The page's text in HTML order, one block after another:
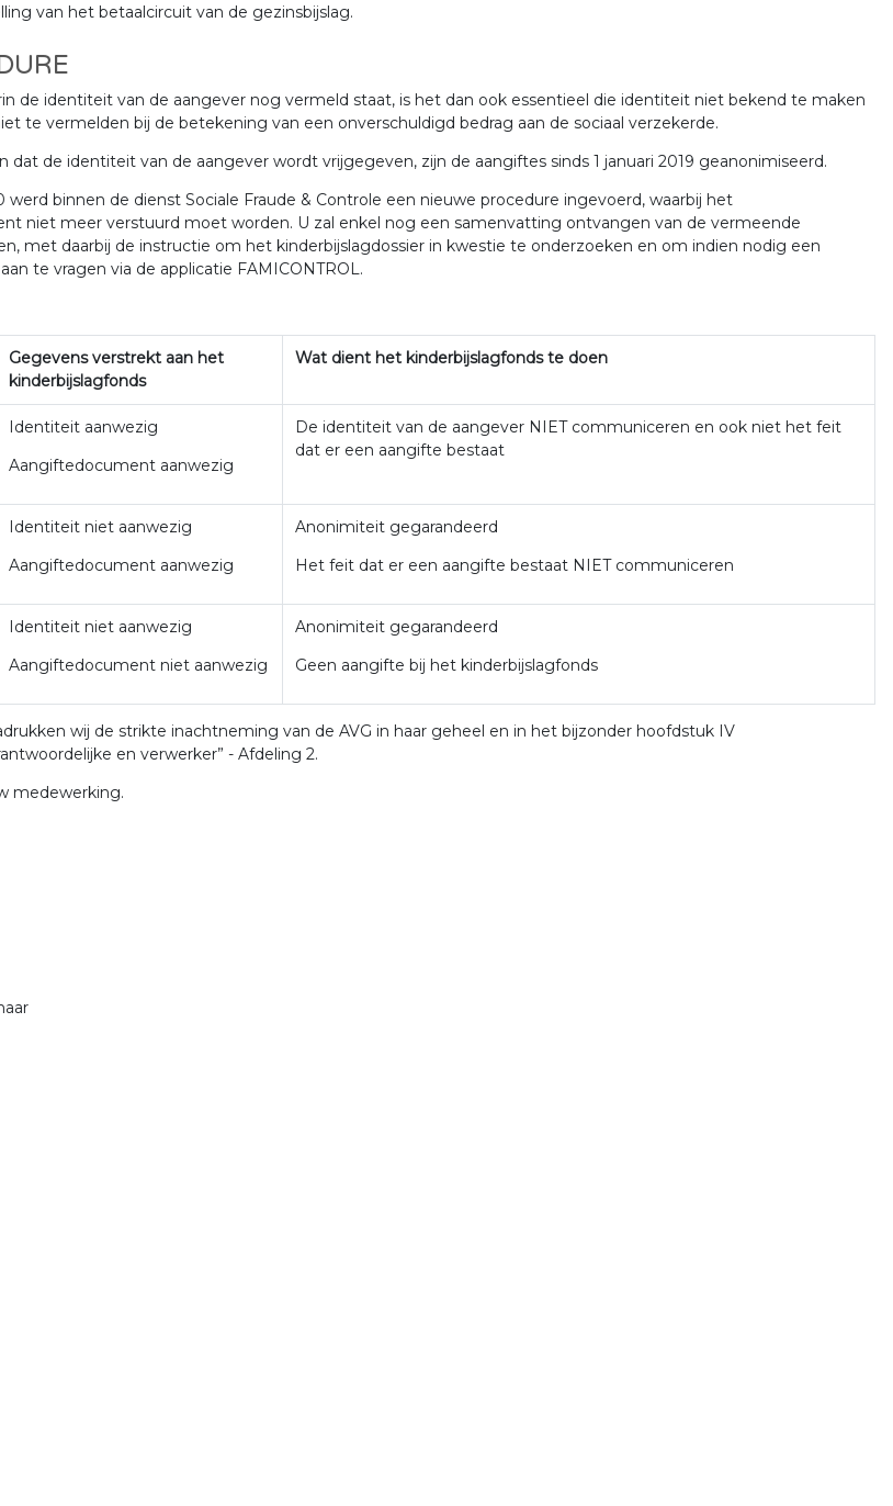
van het betaalcircuit van de gezinsbijslag.
de identiteit van de aangever nog vermeld staat, is het dan ook essentieel die identiteit niet bekend te maken
te vermelden bij de betekening van een onverschuldigd bedrag aan de sociaal verzekerde.
dat de identiteit van de aangever wordt vrijgegeven, zijn de aangiftes sinds 1 januari 2019 geanonimiseerd.
werd binnen de dienst Sociale Fraude & Controle een nieuwe procedure ingevoerd, waarbij het
niet meer verstuurd moet worden. U zal enkel nog een samenvatting ontvangen van de vermeende
met daarbij de instructie om het kinderbijslagdossier in kwestie te onderzoeken en om indien nodig een
te vragen via de applicatie FAMICONTROL.
Gegevens verstrekt aan het
kinderbijslagfonds
Wat dient het kinderbijslagfonds te doen
Identiteit aanwezig
Aangiftedocument aanwezig
De identiteit van de aangever NIET communiceren en ook niet het feit
dat er een aangifte bestaat
Identiteit niet aanwezig
Aangiftedocument aanwezig
Anonimiteit gegarandeerd
Het feit dat er een aangifte bestaat NIET communiceren
Identiteit niet aanwezig
Aangiftedocument niet aanwezig
Anonimiteit gegarandeerd
Geen aangifte bij het kinderbijslagfonds
wij de strikte inachtneming van de AVG in haar geheel en in het bijzonder hoofdstuk IV
en verwerker” - Afdeling 2.
medewerking.